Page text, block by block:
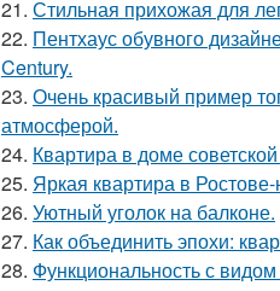
21. Стильная прихожая для
22. Пентхаус обувного
Century.
23. Очень красивый пример
атмосферой.
24. Квартира в доме
25. Яркая квартира в
26. Уютный уголок на балконе.
27. Как объединить эпохи:
28. Функциональность с